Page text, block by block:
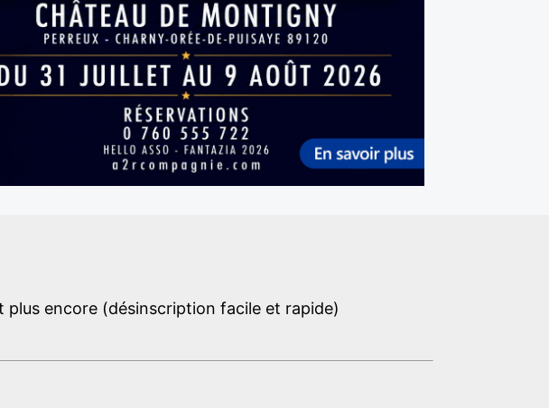
plus encore (désinscription facile et rapide)